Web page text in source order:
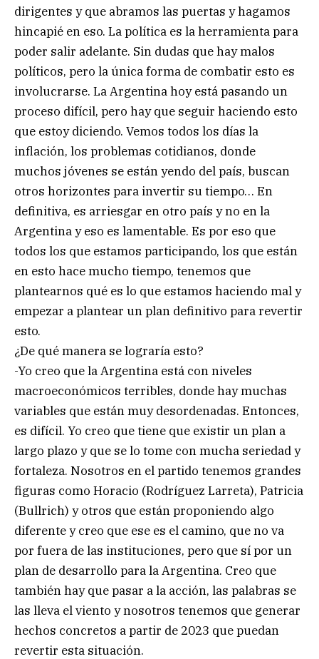
dirigentes y que abramos las puertas y hagamos
hincapié en eso. La política es la herramienta para
poder salir adelante. Sin dudas que hay malos
políticos, pero la única forma de combatir esto es
involucrarse. La Argentina hoy está pasando un
proceso difícil, pero hay que seguir haciendo esto
que estoy diciendo. Vemos todos los días la
inflación, los problemas cotidianos, donde
muchos jóvenes se están yendo del país, buscan
otros horizontes para invertir su tiempo… En
definitiva, es arriesgar en otro país y no en la
Argentina y eso es lamentable. Es por eso que
todos los que estamos participando, los que están
en esto hace mucho tiempo, tenemos que
plantearnos qué es lo que estamos haciendo mal y
empezar a plantear un plan definitivo para revertir
esto.
¿De qué manera se lograría esto?
-Yo creo que la Argentina está con niveles
macroeconómicos terribles, donde hay muchas
variables que están muy desordenadas. Entonces,
es difícil. Yo creo que tiene que existir un plan a
largo plazo y que se lo tome con mucha seriedad y
fortaleza. Nosotros en el partido tenemos grandes
figuras como Horacio (Rodríguez Larreta), Patricia
(Bullrich) y otros que están proponiendo algo
diferente y creo que ese es el camino, que no va
por fuera de las instituciones, pero que sí por un
plan de desarrollo para la Argentina. Creo que
también hay que pasar a la acción, las palabras se
las lleva el viento y nosotros tenemos que generar
hechos concretos a partir de 2023 que puedan
revertir esta situación.